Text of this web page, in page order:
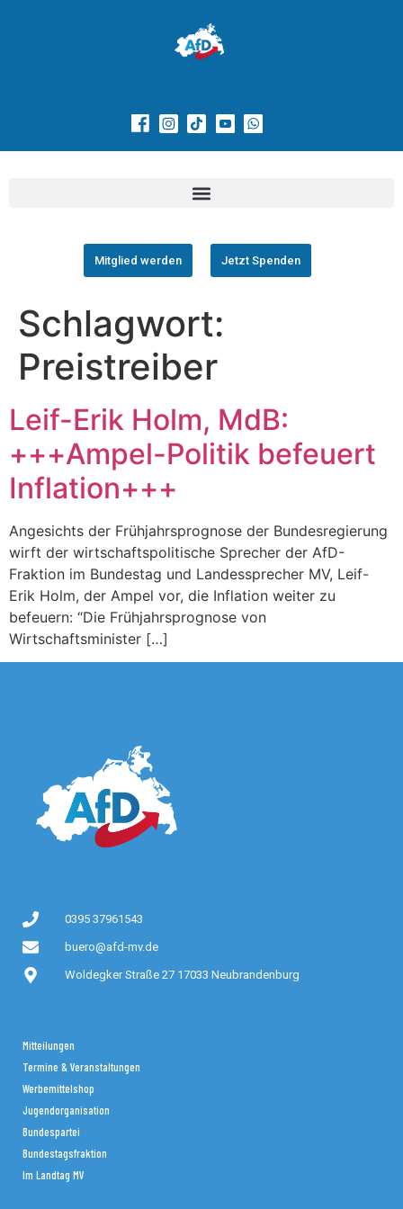
Mitglied werden Jetzt Spenden
Schlagwort:
Preistreiber
Leif-Erik Holm, MdB:
+++Ampel-Politik befeuert
Inflation+++
Angesichts der Frühjahrsprognose der Bundesregierung
wirft der wirtschaftspolitische Sprecher der AfD-
Fraktion im Bundestag und Landessprecher MV, Leif-
Erik Holm, der Ampel vor, die Inflation weiter zu
befeuern: “Die Frühjahrsprognose von
Wirtschaftsminister […]
0395 37961543
buero@afd-mv.de
Woldegker Straße 27 17033 Neubrandenburg
Mitteilungen
Termine & Veranstaltungen
Werbemittelshop
Jugendorganisation
Bundespartei
Bundestagsfraktion
Im Landtag MV